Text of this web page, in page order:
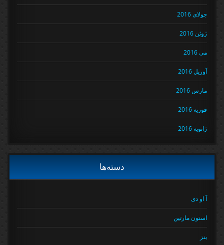
جولای 2016
ژوئن 2016
می 2016
آوریل 2016
مارس 2016
فوریه 2016
ژانویه 2016
دسته‌ها
آ او دی
استون مارتین